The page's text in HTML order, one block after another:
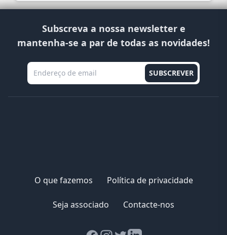
Subscreva a nossa newsletter e
mantenha-se a par de todas as novidades!
O que fazemos Política de privacidade
Seja associado Contacte-nos